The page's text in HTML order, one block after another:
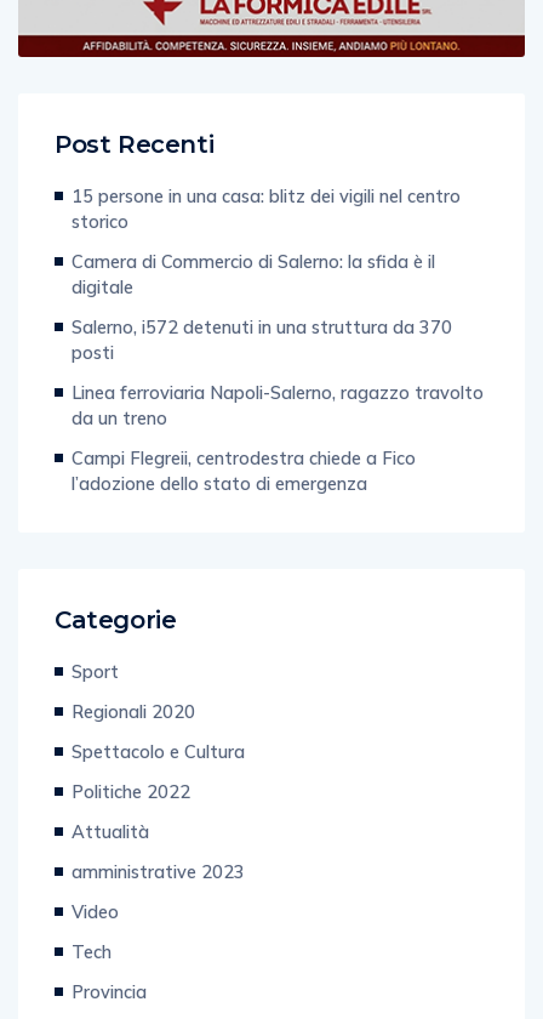
Post Recenti
15 persone in una casa: blitz dei vigili nel centro
storico
Camera di Commercio di Salerno: la sfida è il
digitale
Salerno, i572 detenuti in una struttura da 370
posti
Linea ferroviaria Napoli-Salerno, ragazzo travolto
da un treno
Campi Flegreii, centrodestra chiede a Fico
l’adozione dello stato di emergenza
Categorie
Sport
Regionali 2020
Spettacolo e Cultura
Politiche 2022
Attualità
amministrative 2023
Video
Tech
Provincia